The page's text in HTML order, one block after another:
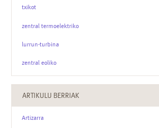
txikot
zentral termoelektriko
lurrun-turbina
zentral eoliko
ARTIKULU BERRIAK
Artizarra